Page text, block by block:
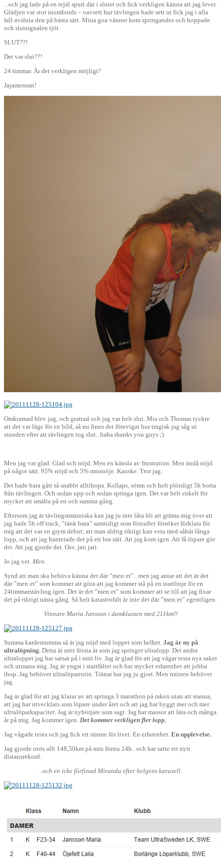
.. och jag lade på en rejäl spurt där i slutet och fick verkligen känna att jag lever.
Glädjen var stor inombords – oavsett hur tävlingen hade sett ut fick jag i alla
fall avsluta den på bästa sätt. Mina goa vänner kom springandes och hoppade
och slutsignalen tjöt.
SLUT??!
Det var slut??!
24 timmar. Är det verkligen möjligt?
Jajamensan!
Omkramad blev jag, och grattad och jag var helt slut. Mia och Thomas tyckte
att det var läge för en bild, så nu finns det förevigat hur tragisk jag såg ut
stunden efter att tävlingen tog slut.. haha thanks you guys ;)
Men jag var glad. Glad och nöjd. Men en känsla av frustration. Men ändå nöjd
på något sätt. 95% nöjd och 5% missnöje. Kanske. Tror jag.
Det hade bara gått så snabbt alltihopa. Kollaps, sömn och helt plötsligt 5h borta
från tävlingen. Och sedan upp och sedan springa igen. Det var helt enkelt för
mycket att smälta på en och samma gång.
Eftersom jag är tävlingsmänniska kan jag ju inte låta bli att gräma mig över att
jag hade 5h off track, ”tänk bara” samtidigt som förnuftet försöker förklara för
mig att det var en grym debut; att man aldrig riktigt kan veta med såhär långa
lopp, och att jag hanterade det på ett bra sätt. Att jag kom igen. Att få löpare gör
det. Att jag gjorde det. Osv. jati jati.
Jo jag vet. Men..
Synd att man ska behöva känna det där ”men:et”.. men jag antar att det är det
där ”men:et” som kommer att göra att jag kommer stå på en startlinje för en
24timmarstävling igen. Det är det ”men:et” som kommer att se till att jag fixar
det på riktigt nästa gång. Så helt katastrofalt är inte det där ”men:et” egentligen.
Vinnare Maria Jansson i damklassen med 211km!!
Summa kardemumma så är jag nöjd med loppet som helhet. Jag är ny på
ultralöpning. Detta är mitt första år som jag springer ultralopp. Det andra
ultraloppet jag har satsat på i mitt liv. Jag är glad för att jag vågar testa nya saker
och utmana mig. Jag är yngst i startfältet och har mycket erfarenhet att jobba
ihop. Jag behöver ultralöparrutin. Tränar har jag ju gjort. Men rutinen behöver
jag.
Jag är glad för att jag klarar av att springa 3 marathon på raken utan att stanna,
att jag har utvecklats som löpare under året och att jag har byggt mer och mer
ultralöparkapacitet. Jag är nybörjare som sagt. Jag har massor att lära och många
år på mig. Jag kommer igen. Det kommer verkligen fler lopp.
Jag vågade testa och jag fick ett minne för livet. En erfarenhet. En upplevelse.
Jag gjorde trots allt 148,50km på min första 24h.. och har satte ett nytt
distansrekord.
..och en icke förfinad Miranda efter helgens karusell.